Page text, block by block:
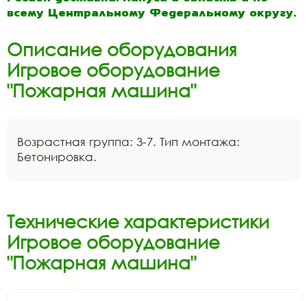
всему Центральному Федеральному округу.
Описание оборудования
Игровое оборудование
"Пожарная машина"
Возрастная группа: 3-7. Тип монтажа:
Бетонировка.
Технические характеристики
Игровое оборудование
"Пожарная машина"